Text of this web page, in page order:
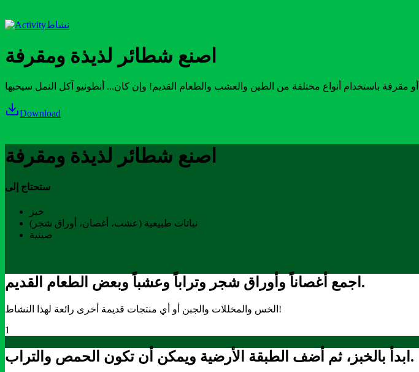
نشاط
اصنع شطائر لذيذة ومقرفة
Download
اصنع شطائر لذيذة ومقرفة
ستحتاج إلى
خبز
نباتات طبيعية (عشب، أغصان، أوراق شجر)
صينية
اجمع أغصاناً وأوراق شجر وتراباً وعشباً وبعض الطعام القديم.
الخس والمخللات والجبن أو أي منتجات قديمة أخرى رائعة لهذا النشاط!
1
ابدأ بالخبز، ثم أضف الطبقة الأرضية ويمكن أن تكون الحمص والتراب.